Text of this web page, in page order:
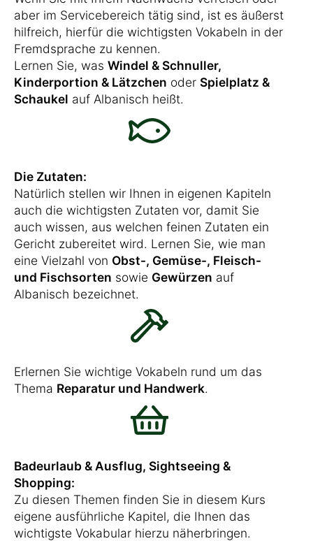
aber im Servicebereich tätig sind, ist es äußerst
hilfreich, hierfür die wichtigsten Vokabeln in der
Fremdsprache zu kennen.
Lernen Sie, was Windel & Schnuller,
Kinderportion & Lätzchen oder Spielplatz &
Schaukel auf Albanisch heißt.
Die Zutaten:
Natürlich stellen wir Ihnen in eigenen Kapiteln
auch die wichtigsten Zutaten vor, damit Sie
auch wissen, aus welchen feinen Zutaten ein
Gericht zubereitet wird. Lernen Sie, wie man
eine Vielzahl von Obst-, Gemüse-, Fleisch-
und Fischsorten sowie Gewürzen auf
Albanisch bezeichnet.
Erlernen Sie wichtige Vokabeln rund um das
Thema Reparatur und Handwerk.
Badeurlaub & Ausflug, Sightseeing &
Shopping:
Zu diesen Themen finden Sie in diesem Kurs
eigene ausführliche Kapitel, die Ihnen das
wichtigste Vokabular hierzu näherbringen.